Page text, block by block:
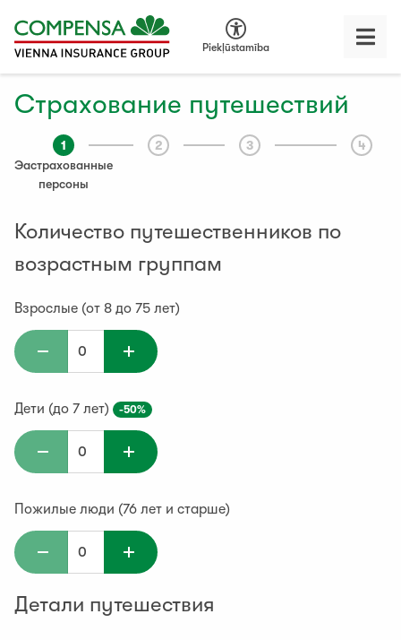
Piekļūstamība
Cтрахование путешествий
1
Эастрахованные
персоны
2 3 4
Количество путешественников по
возрастным группам
Взрослые (от 8 до 75 лет)
Дети (до 7 лет) -50%
Пожилые люди (76 лет и старше)
Детали путешествия